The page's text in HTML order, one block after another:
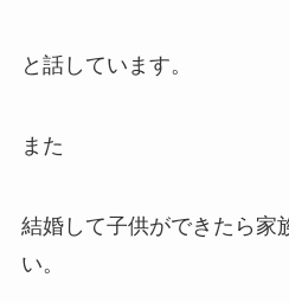
と話しています。
また
結婚して子供ができたら家
い。